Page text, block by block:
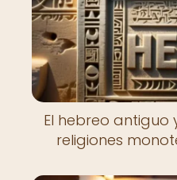
El hebreo antiguo
religiones